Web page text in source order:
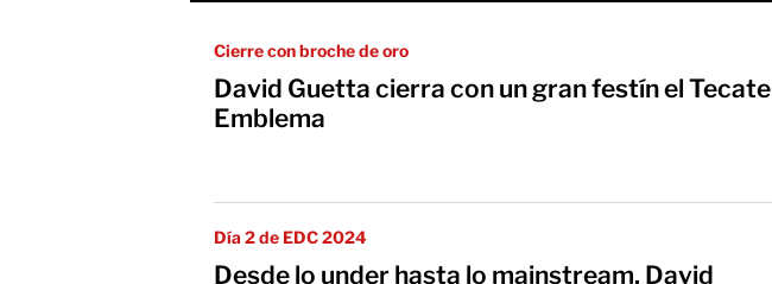
Cierre con broche de oro
David Guetta cierra con un gran festín el Tecate
Emblema
Día 2 de EDC 2024
Desde lo under hasta lo mainstream, David